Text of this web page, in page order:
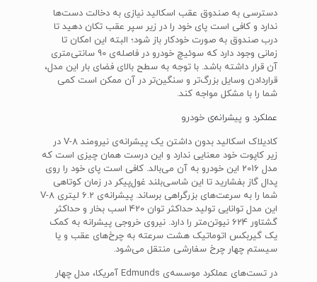
دسترسی به صندوق عقب اسکالید نیازی به دخالت دست‌ها
ندارد و کافی است پای خود را در زیر سپر عقب تکان دهید تا
درب صندوق به صورت خودکار باز شود؛ البته این امکان تا
زمانی وجود دارد که سوئیچ خودرو در فاصله‌ی 90 سانتی‌متری
آن قرار داشته باشد. با توجه به سطح بالای فضای بار این مدل،
قراردادن وسایل بزرگ‌تر و سنگین‌تر در آن ممکن است کمی
شما را با مشکل مواجه کند.
عملکرد و پیشرانه‌ی خودرو
کادیلاک اسکالید بدون داشتن یک پیشرانه‌ی نیرومند V-8 در
زیر کاپوت خود معنایی ندارد و این درست همان چیزی است که
مدل 2016 این خودرو به آن می‌بالد. کافی است پای خود را روی
پدال گاز بفشارید تا این شاسی‌بلند غول‌پیکر در زمان کوتاهی
شما را به سرعت‌های بزرگراهی برساند. پیشرانه‌ی 6.2 لیتری V-8
این مدل توانایی تولید حداکثر توان 420 اسب بخار و حداکثر
گشتاور 624 نیوتن‌متر را دارد. نیروی خروجی پیشرانه به کمک
یک گیربکس اتوماتیک هشت سرعته به چرخ‌های عقب و یا
سیستم چهار چرخ سفارشی منتقل می‌شود.
در تست‌های عملکرد موسسه‌ی Edmunds آمریکا، مدل چهار